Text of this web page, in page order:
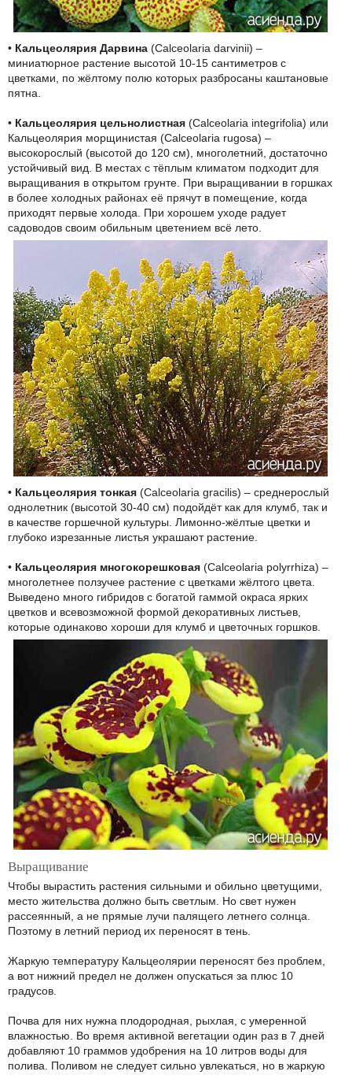
• Кальцеолярия Дарвина (Calceolaria darvinii) –
миниатюрное растение высотой 10-15 сантиметров с
цветками, по жёлтому полю которых разбросаны каштановые
пятна.
• Кальцеолярия цельнолистная (Calceolaria integrifolia) или
Кальцеолярия морщинистая (Calceolaria rugosa) –
высокорослый (высотой до 120 см), многолетний, достаточно
устойчивый вид. В местах с тёплым климатом подходит для
выращивания в открытом грунте. При выращивании в горшках
в более холодных районах её прячут в помещение, когда
приходят первые холода. При хорошем уходе радует
садоводов своим обильным цветением всё лето.
• Кальцеолярия тонкая (Calceolaria gracilis) – среднерослый
однолетник (высотой 30-40 см) подойдёт как для клумб, так и
в качестве горшечной культуры. Лимонно-жёлтые цветки и
глубоко изрезанные листья украшают растение.
• Кальцеолярия многокорешковая (Calceolaria polyrrhiza) –
многолетнее ползучее растение с цветками жёлтого цвета.
Выведено много гибридов с богатой гаммой окраса ярких
цветков и всевозможной формой декоративных листьев,
которые одинаково хороши для клумб и цветочных горшков.
Выращивание
Чтобы вырастить растения сильными и обильно цветущими,
место жительства должно быть светлым. Но свет нужен
рассеянный, а не прямые лучи палящего летнего солнца.
Поэтому в летний период их переносят в тень.
Жаркую температуру Кальцеолярии переносят без проблем,
а вот нижний предел не должен опускаться за плюс 10
градусов.
Почва для них нужна плодородная, рыхлая, с умеренной
влажностью. Во время активной вегетации один раз в 7 дней
добавляют 10 граммов удобрения на 10 литров воды для
полива. Поливом не следует сильно увлекаться, но в жаркую